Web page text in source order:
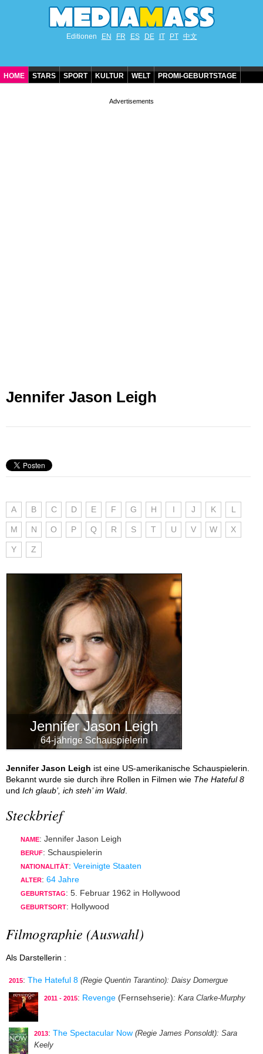
Editionen EN FR ES DE IT PT 中文
HOME STARS SPORT KULTUR WELT PROMI-GEBURTSTAGE
Jennifer Jason Leigh
A B C D E F G H I J K L
M N O P Q R S T U V W X
Y Z
Jennifer Jason Leigh
64-jährige Schauspielerin
Jennifer Jason Leigh ist eine US-amerikanische Schauspielerin.
Bekannt wurde sie durch ihre Rollen in Filmen wie The Hateful 8
und Ich glaub’, ich steh’ im Wald
Steckbrief
NAME: Jennifer Jason Leigh
BERUF: Schauspielerin
NATIONALITÄT: Vereinigte Staaten
ALTER: 64 Jahre
GEBURTSTAG: 5. Februar 1962 in Hollywood
GEBURTSORT: Hollywood
Filmographie (Auswahl)
Als Darstellerin :
2015: The Hateful 8 (Regie Quentin Tarantino): Daisy Domergue
2011 - 2015: Revenge (Fernsehserie): Kara Clarke-Murphy
2013: The Spectacular Now (Regie James Ponsoldt): Sara
Keely